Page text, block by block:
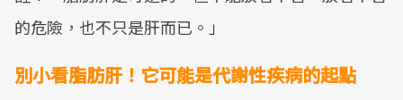
的危險，也不只是肝而已。」
別小看脂肪肝！它可能是代謝性疾病的起點